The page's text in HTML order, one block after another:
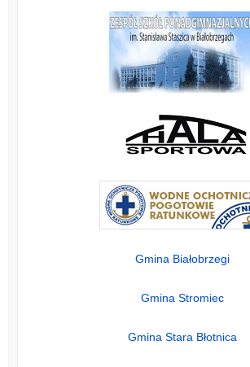
Gmina Białobrzegi
Gmina Stromiec
Gmina Stara Błotnica